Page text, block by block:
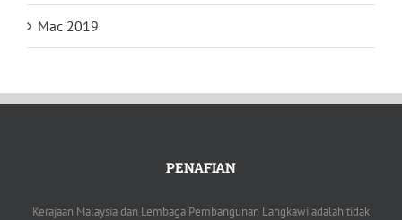
Mac 2019
PENAFIAN
Kerajaan Malaysia dan Lembaga Pembangunan Langkawi adalah tidak